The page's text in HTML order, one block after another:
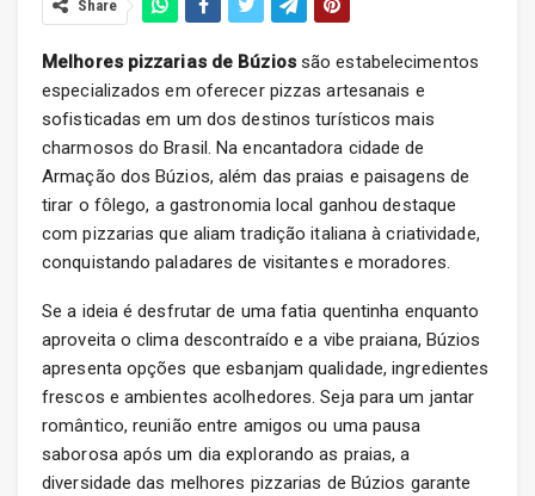
Share
Melhores pizzarias de Búziossão estabelecimentos
especializados em oferecer pizzas artesanais e
sofisticadas em um dos destinos turísticos mais
charmosos do Brasil. Na encantadora cidade de
Armação dos Búzios, além das praias e paisagens de
tirar o fôlego, a gastronomia local ganhou destaque
com pizzarias que aliam tradição italiana à criatividade,
conquistando paladares de visitantes e moradores.
Se a ideia é desfrutar de uma fatia quentinha enquanto
aproveita o clima descontraído e a vibe praiana, Búzios
apresenta opções que esbanjam qualidade, ingredientes
frescos e ambientes acolhedores. Seja para um jantar
romântico, reunião entre amigos ou uma pausa
saborosa após um dia explorando as praias, a
diversidade das melhores pizzarias de Búzios garante